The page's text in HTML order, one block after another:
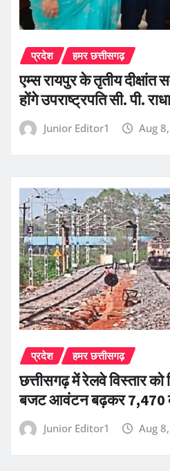
प्रदेश हमर छत्तीसगढ़
एम्स रायपुर के तृतीय दीक्षांत
होंगे उपराष्ट्रपति सी. पी.
Junior Editor1 Aug
प्रदेश हमर छत्तीसगढ़
छत्तीसगढ़ में रेलवे विस्तार को
बजट आवंटन बढ़कर 7,470
Junior Editor1 Aug